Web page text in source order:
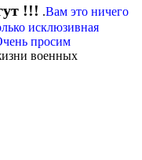
!!! .Вам это ничего
исклюзивная
просим
военных